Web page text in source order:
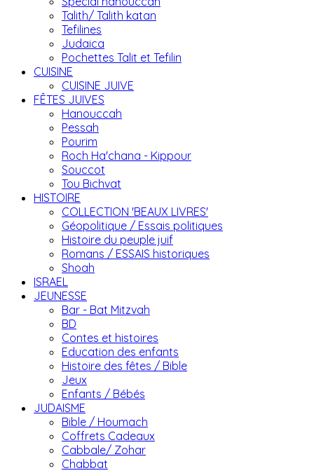
Talith/ Talith katan
Tefilines
Judaica
Pochettes Talit et Tefilin
CUISINE
CUISINE JUIVE
FÊTES JUIVES
Hanouccah
Pessah
Pourim
Roch Ha'chana - Kippour
Souccot
Tou Bichvat
HISTOIRE
COLLECTION 'BEAUX LIVRES'
Géopolitique / Essais politiques
Histoire du peuple juif
Romans / ESSAIS historiques
Shoah
ISRAEL
JEUNESSE
Bar - Bat Mitzvah
BD
Contes et histoires
Education des enfants
Histoire des fêtes / Bible
Jeux
Enfants / Bébés
JUDAISME
Bible / Houmach
Coffrets Cadeaux
Cabbale/ Zohar
Chabbat